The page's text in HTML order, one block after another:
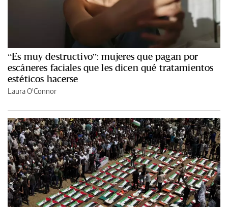
“Es muy destructivo”: mujeres que pagan por
escáneres faciales que les dicen qué tratamientos
estéticos hacerse
Laura O'Connor